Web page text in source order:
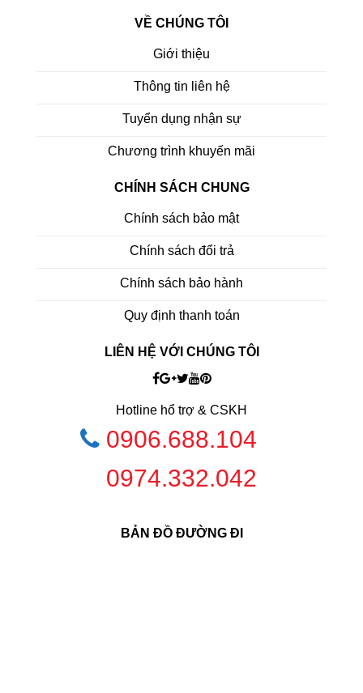
VỀ CHÚNG TÔI
Giới thiệu
Thông tin liên hệ
Tuyển dụng nhận sự
Chương trình khuyến mãi
CHÍNH SÁCH CHUNG
Chính sách bảo mật
Chính sách đổi trả
Chính sách bảo hành
Quy định thanh toán
LIÊN HỆ VỚI CHÚNG TÔI
Hotline hổ trợ & CSKH
0906.688.104
0974.332.042
BẢN ĐỒ ĐƯỜNG ĐI